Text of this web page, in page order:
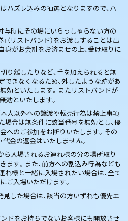
ハズレ込みの抽選となりますので、ハ
与時にその場にいらっしゃらない方の
（リストバンド）をお渡しすることは出
身がお会計をお済ませの上、受け取りに
り離したりなど、手を加えられると無
できなくなるため、外したような跡があ
効といたします。またリストバンドが
効といたします。
人以外への譲渡や転売行為は禁止事項
場合は無条件に該当番号を無効とし、優
へのご参加をお断りいたします。その
金の返金はいたしません。
ら入場されるお連れ様の分の場所取り
ます。また、前方への割込み行為なども
れ様と一緒に入場されたい場合は、全て
ご入場いただけます。
した場合は、該当の方いずれも優先エ
ドをお持ちでないお客様にも開放させ